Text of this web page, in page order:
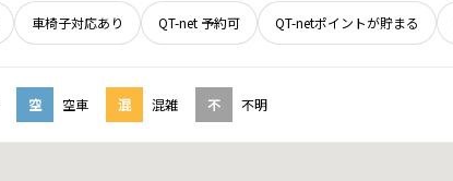
車椅子対応あり QT-net 予約可 QT-netポイントが貯まる
空 空車 混 混雑 不 不明